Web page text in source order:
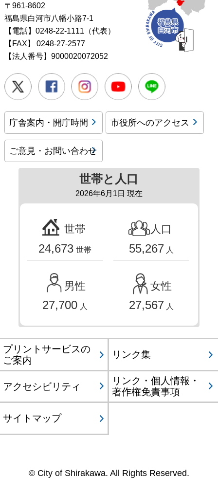
〒961-8602
福島県白河市八幡小路7-1
【電話】0248-22-1111（代表）
【FAX】
0248-27-2577
【法人番号】9000020072052
Twitter FacebookInstagramYoutube
庁舎案内・開庁時間 市役所へのアクセス
ご意見・お問い合わせ
世帯と人口
2026年6月1日 現在
世帯
24,673 世帯
人口
55,267 人
男性
27,700 人
女性
27,567 人
プリントサービスの
ご案内
リンク集
アクセシビリティ
リンク・個人情報・
著作権免責事項
サイトマップ
© City of Shirakawa. All Rights Reserved.